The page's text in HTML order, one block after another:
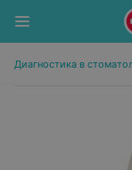
Диагностика в